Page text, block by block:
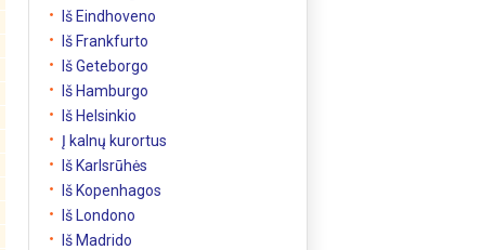
Iš Eindhoveno
Iš Frankfurto
Iš Geteborgo
Iš Hamburgo
Iš Helsinkio
Į kalnų kurortus
Iš Karlsrūhės
Iš Kopenhagos
Iš Londono
Iš Madrido